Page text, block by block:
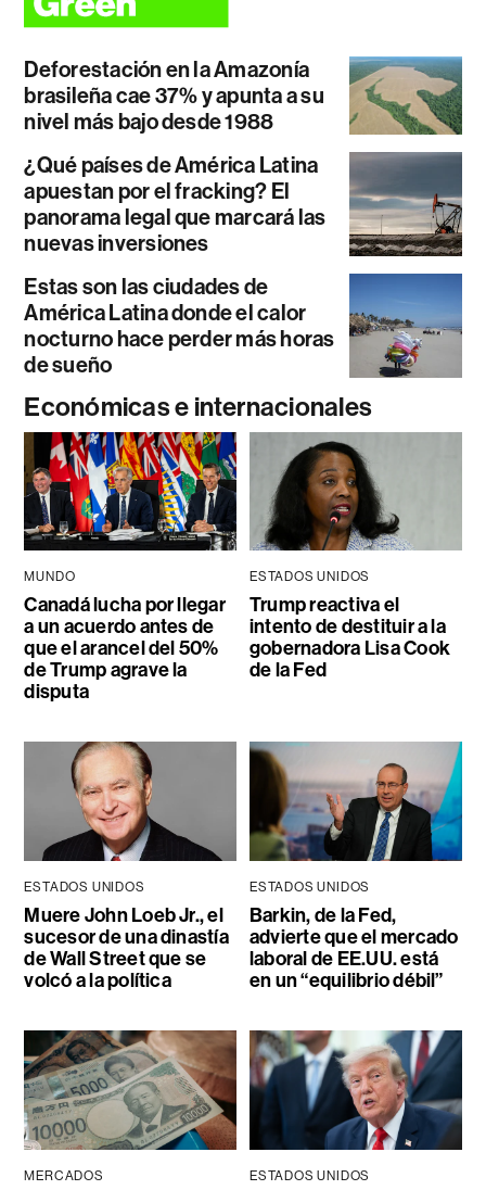
Deforestación en la Amazonía
brasileña cae 37% y apunta a su
nivel más bajo desde 1988
¿Qué países de América Latina
apuestan por el fracking? El
panorama legal que marcará las
nuevas inversiones
Estas son las ciudades de
América Latina donde el calor
nocturno hace perder más horas
de sueño
Económicas e internacionales
MUNDO
Canadá lucha por llegar
a un acuerdo antes de
que el arancel del 50%
de Trump agrave la
disputa
ESTADOS UNIDOS
Trump reactiva el
intento de destituir a la
gobernadora Lisa Cook
de la Fed
ESTADOS UNIDOS
Muere John Loeb Jr., el
sucesor de una dinastía
de Wall Street que se
volcó a la política
ESTADOS UNIDOS
Barkin, de la Fed,
advierte que el mercado
laboral de EE.UU. está
en un “equilibrio débil”
MERCADOS ESTADOS UNIDOS